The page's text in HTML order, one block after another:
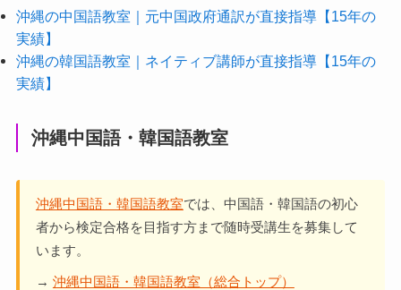
沖縄の中国語教室｜元中国政府通訳が直接指導【15年の
実績】
沖縄の韓国語教室｜ネイティブ講師が直接指導【15年の
実績】
沖縄中国語・韓国語教室
沖縄中国語・韓国語教室では、中国語・韓国語の初心
者から検定合格を目指す方まで随時受講生を募集して
います。
→ 沖縄中国語・韓国語教室（総合トップ）